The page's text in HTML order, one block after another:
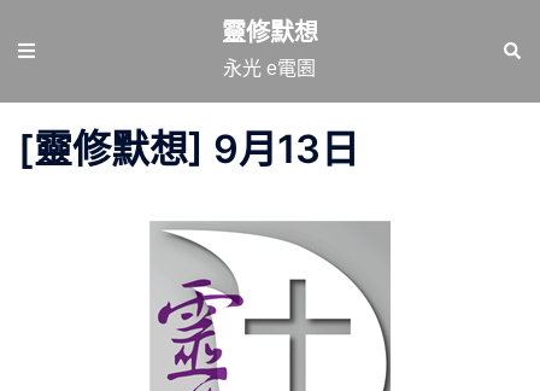
要
靈修默想
永光 e電園
[靈修默想] 9月13日